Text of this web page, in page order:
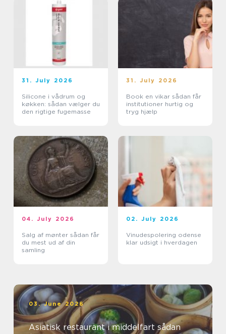
31. July 2026
Silicone i vådrum og
køkken: sådan vælger du
den rigtige fugemasse
31. July 2026
Book en vikar sådan får
institutioner hurtig og
tryg hjælp
04. July 2026
Salg af mønter sådan får
du mest ud af din
samling
02. July 2026
Vinudespolering odense
klar udsigt i hverdagen
03. June 2026
Asiatisk restaurant i middelfart sådan